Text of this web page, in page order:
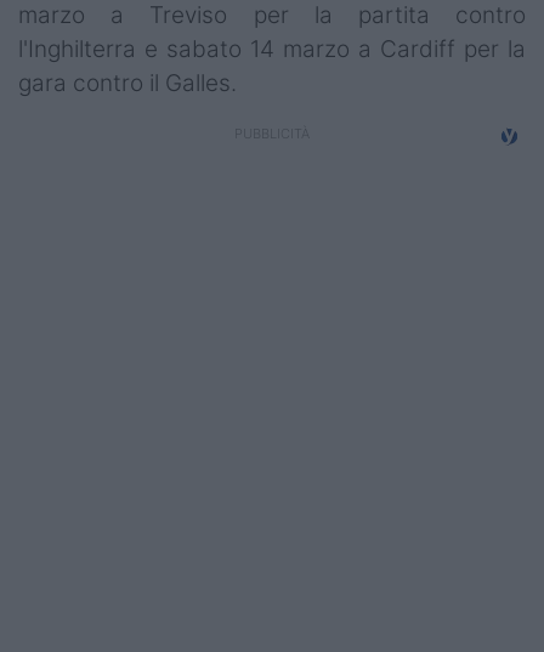
Serie A
Serie B
marzo a Treviso per la partita contro
l'Inghilterra e sabato 14 marzo a Cardiff per la
gara contro il Galles.